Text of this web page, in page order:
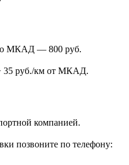
до МКАД — 800 руб.
руб./км от МКАД.
компанией.
позвоните по телефону: